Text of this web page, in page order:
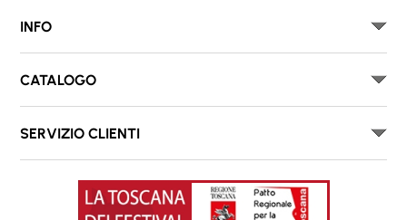
INFO
CATALOGO
SERVIZIO CLIENTI